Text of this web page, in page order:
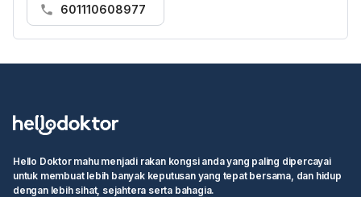
601110608977
Hello Doktor mahu menjadi rakan kongsi anda yang paling dipercayai
untuk membuat lebih banyak keputusan yang tepat bersama, dan hidup
dengan lebih sihat, sejahtera serta bahagia.